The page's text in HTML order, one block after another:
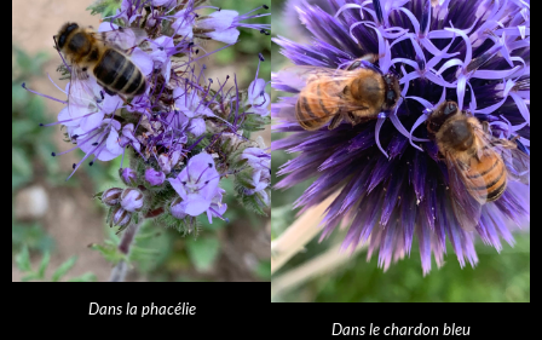
Dans la phacélie
Dans le chardon bleu